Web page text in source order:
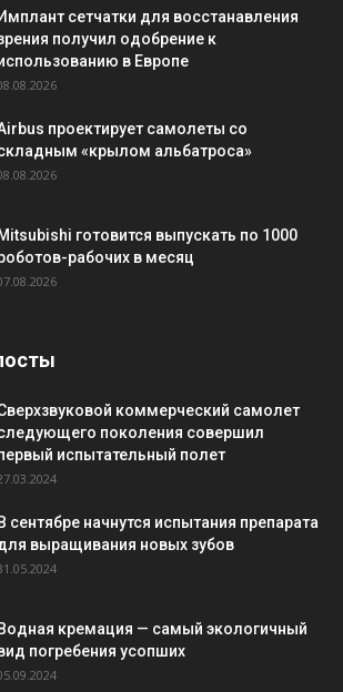
Имплант сетчатки для восстанавления
получил одобрение к
в Европе
проектирует самолеты со
«крылом альбатроса»
Mitsubishi готовится выпускать по 1000
рабочих в месяц
коммерческий самолет
поколения совершил
испытательный полет
В сентябре начнутся испытания препарата
выращивания новых зубов
Водная кремация — самый экологичный
погребения усопших